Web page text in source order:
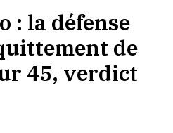
: la défense
de
45, verdict